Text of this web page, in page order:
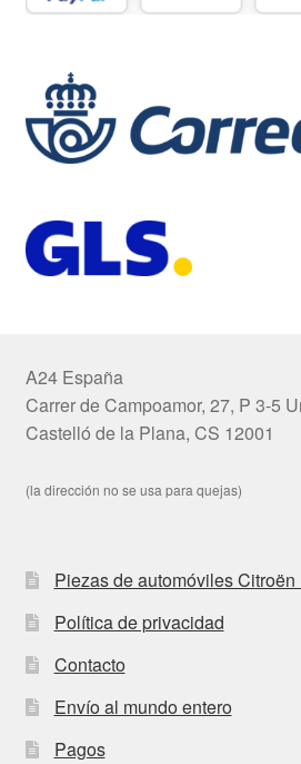
A24 España
Carrer de Campoamor, 27, P 3-5
Castelló de la Plana, CS 12001
(la dirección no se usa para quejas)
Piezas de automóviles Citroën
Política de privacidad
Contacto
Envío al mundo entero
Pagos